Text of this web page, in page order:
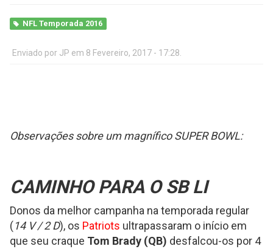
NFL Temporada 2016
Enviado por JP em 8 Fevereiro, 2017 - 17:28.
Observações sobre um magnífico SUPER BOWL:
CAMINHO PARA O SB LI
Donos da melhor campanha na temporada regular
(14 V / 2 D), os Patriots ultrapassaram o início em
que seu craque Tom Brady (QB) desfalcou-os por 4